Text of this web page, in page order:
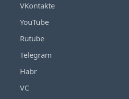
VKontakte
YouTube
Rutube
Telegram
Habr
VC